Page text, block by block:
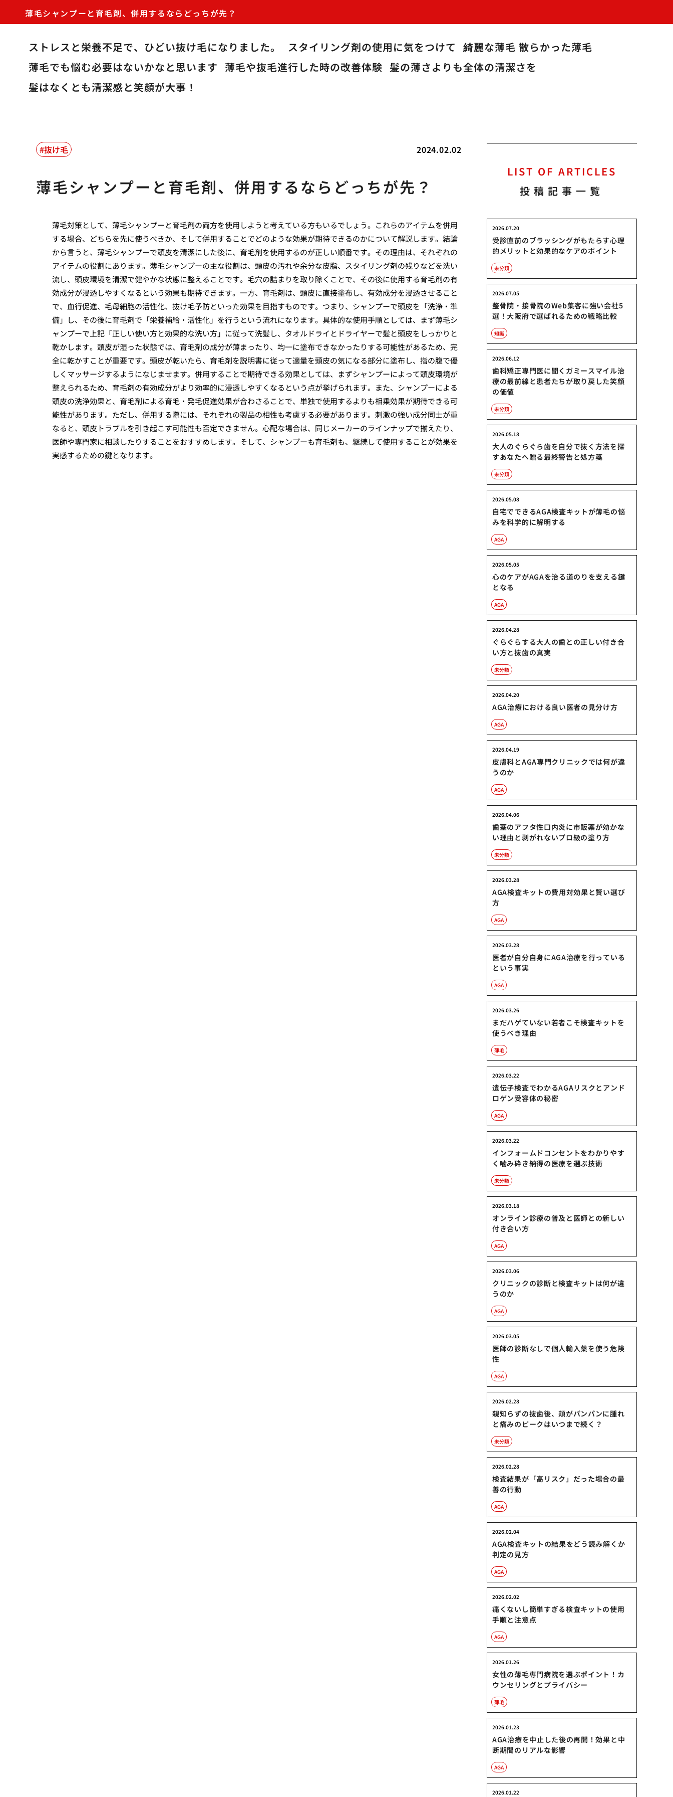
薄毛シャンプーと育毛剤、併用するならどっちが先？
ストレスと栄養不足で、ひどい抜け毛になりました。 スタイリング剤の使用に気をつけて 綺麗な薄毛 散らかった薄毛
薄毛でも悩む必要はないかなと思います 薄毛や抜毛進行した時の改善体験 髪の薄さよりも全体の清潔さを
髪はなくとも清潔感と笑顔が大事！
2024.02.02
抜け毛
薄毛シャンプーと育毛剤、併用するならどっちが先？
薄毛対策として、薄毛シャンプーと育毛剤の両方を使用しようと考えている方もいるでしょう。これらのアイテムを併用
する場合、どちらを先に使うべきか、そして併用することでどのような効果が期待できるのかについて解説します。結論
から言うと、薄毛シャンプーで頭皮を清潔にした後に、育毛剤を使用するのが正しい順番です。その理由は、それぞれの
アイテムの役割にあります。薄毛シャンプーの主な役割は、頭皮の汚れや余分な皮脂、スタイリング剤の残りなどを洗い
流し、頭皮環境を清潔で健やかな状態に整えることです。毛穴の詰まりを取り除くことで、その後に使用する育毛剤の有
効成分が浸透しやすくなるという効果も期待できます。一方、育毛剤は、頭皮に直接塗布し、有効成分を浸透させること
で、血行促進、毛母細胞の活性化、抜け毛予防といった効果を目指すものです。つまり、シャンプーで頭皮を「洗浄・準
備」し、その後に育毛剤で「栄養補給・活性化」を行うという流れになります。具体的な使用手順としては、まず薄毛シ
ャンプーで上記「正しい使い方と効果的な洗い方」に従って洗髪し、タオルドライとドライヤーで髪と頭皮をしっかりと
乾かします。頭皮が湿った状態では、育毛剤の成分が薄まったり、均一に塗布できなかったりする可能性があるため、完
全に乾かすことが重要です。頭皮が乾いたら、育毛剤を説明書に従って適量を頭皮の気になる部分に塗布し、指の腹で優
しくマッサージするようになじませます。併用することで期待できる効果としては、まずシャンプーによって頭皮環境が
整えられるため、育毛剤の有効成分がより効率的に浸透しやすくなるという点が挙げられます。また、シャンプーによる
頭皮の洗浄効果と、育毛剤による育毛・発毛促進効果が合わさることで、単独で使用するよりも相乗効果が期待できる可
能性があります。ただし、併用する際には、それぞれの製品の相性も考慮する必要があります。刺激の強い成分同士が重
なると、頭皮トラブルを引き起こす可能性も否定できません。心配な場合は、同じメーカーのラインナップで揃えたり、
医師や専門家に相談したりすることをおすすめします。そして、シャンプーも育毛剤も、継続して使用することが効果を
実感するための鍵となります。
LIST OF ARTICLES
投稿記事一覧
受診直前のブラッシングがもたらす心理
的メリットと効果的なケアのポイント
2026.07.20
未分類
整骨院・接骨院のWeb集客に強い会社5
選！大阪府で選ばれるための戦略比較
2026.07.05
知識
歯科矯正専門医に聞くガミースマイル治
療の最前線と患者たちが取り戻した笑顔
の価値
2026.06.12
未分類
大人のぐらぐら歯を自分で抜く方法を探
すあなたへ贈る最終警告と処方箋
2026.05.18
未分類
自宅でできるAGA検査キットが薄毛の悩
みを科学的に解明する
2026.05.08
AGA
心のケアがAGAを治る道のりを支える鍵
となる
2026.05.05
AGA
ぐらぐらする大人の歯との正しい付き合
い方と抜歯の真実
2026.04.28
未分類
AGA治療における良い医者の見分け方
2026.04.20
AGA
皮膚科とAGA専門クリニックでは何が違
うのか
2026.04.19
AGA
歯茎のアフタ性口内炎に市販薬が効かな
い理由と剥がれないプロ級の塗り方
2026.04.06
未分類
AGA検査キットの費用対効果と賢い選び
方
2026.03.28
AGA
医者が自分自身にAGA治療を行っている
という事実
2026.03.28
AGA
まだハゲていない若者こそ検査キットを
使うべき理由
2026.03.26
薄毛
遺伝子検査でわかるAGAリスクとアンド
ロゲン受容体の秘密
2026.03.22
AGA
インフォームドコンセントをわかりやす
く噛み砕き納得の医療を選ぶ技術
2026.03.22
未分類
オンライン診療の普及と医師との新しい
付き合い方
2026.03.18
AGA
クリニックの診断と検査キットは何が違
うのか
2026.03.06
AGA
医師の診断なしで個人輸入薬を使う危険
性
2026.03.05
AGA
親知らずの抜歯後、頬がパンパンに腫れ
と痛みのピークはいつまで続く？
2026.02.28
未分類
検査結果が「高リスク」だった場合の最
善の行動
2026.02.28
AGA
AGA検査キットの結果をどう読み解くか
判定の見方
2026.02.04
AGA
痛くないし簡単すぎる検査キットの使用
手順と注意点
2026.02.02
AGA
女性の薄毛専門病院を選ぶポイント！カ
ウンセリングとプライバシー
2026.01.26
薄毛
AGA治療を中止した後の再開！効果と中
断期間のリアルな影響
2026.01.23
AGA
2026.01.22